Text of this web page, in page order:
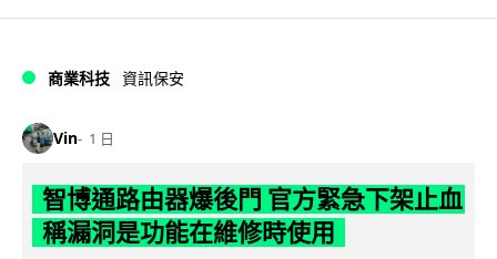
商業科技 資訊保安
Vin 1 日
智博通路由器爆後門 官方緊急下架止血
稱漏洞是功能在維修時使用